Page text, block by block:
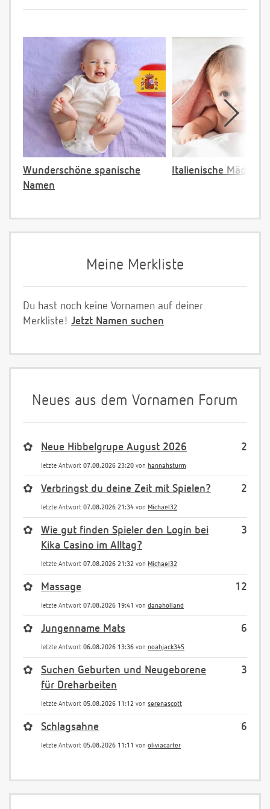
Wunderschöne spanische
Namen
Italienische
Meine Merkliste
Du hast noch keine Vornamen auf deiner
Merkliste! Jetzt Namen suchen
Neues aus dem Vornamen Forum
2
✿ Neue Hibbelgrupe August 2026
letzte Antwort 07.08.2026 23:20 von hannahsturm
2
✿ Verbringst du deine Zeit mit Spielen?
letzte Antwort 07.08.2026 21:34 von Michael32
3
✿
Wie gut finden Spieler den Login bei
Kika Casino im Alltag?
letzte Antwort 07.08.2026 21:32 von Michael32
12
✿ Massage
letzte Antwort 07.08.2026 19:41 von danaholland
6
✿ Jungenname Mats
letzte Antwort 06.08.2026 13:36 von noahjack345
3
✿
Suchen Geburten und Neugeborene
für Dreharbeiten
letzte Antwort 05.08.2026 11:12 von serenascott
6
✿ Schlagsahne
letzte Antwort 05.08.2026 11:11 von oliviacarter